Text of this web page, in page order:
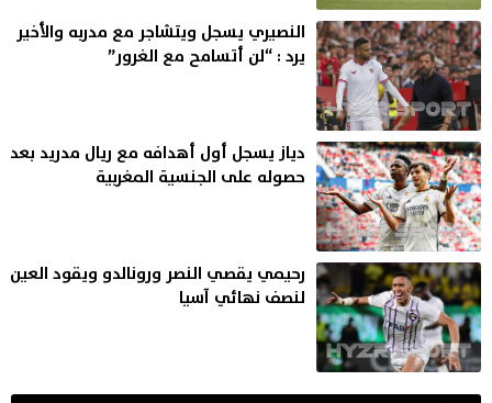
النصيري يسجل ويتشاجر مع مدربه والأخير
يرد : “لن أتسامح مع الغرور”
دياز يسجل أول أهدافه مع ريال مدريد بعد
حصوله على الجنسية المغربية
رحيمي يقصي النصر ورونالدو ويقود العين
لنصف نهائي آسيا